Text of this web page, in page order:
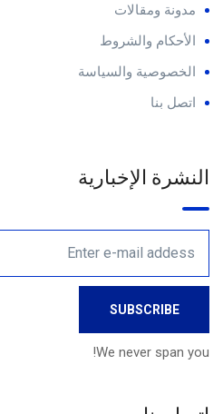
مدونة ومقالات
الأحكام والشروط
الخصوصية والسياسة
اتصل بنا
النشرة الإخبارية
We never span you!